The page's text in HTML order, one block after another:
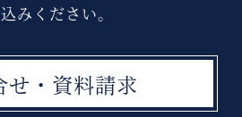
みください。
せ・資料請求